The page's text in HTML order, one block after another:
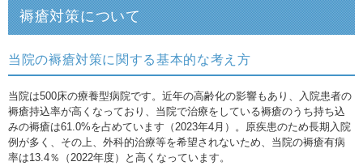
褥瘡対策について
当院の褥瘡対策に関する基本的な考え方
当院は500床の療養型病院です。近年の高齢化の影響もあり、入院患者の
褥瘡持込率が高くなっており、当院で治療をしている褥瘡のうち持ち込
みの褥瘡は61.0%を占めています（2023年4月）。原疾患のため長期入院
例が多く、その上、外科的治療等を希望されないため、当院の褥瘡有病
率は13.4％（2022年度）と高くなっています。